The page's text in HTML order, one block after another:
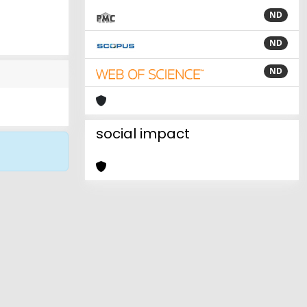
ND
ND
ND
social impact